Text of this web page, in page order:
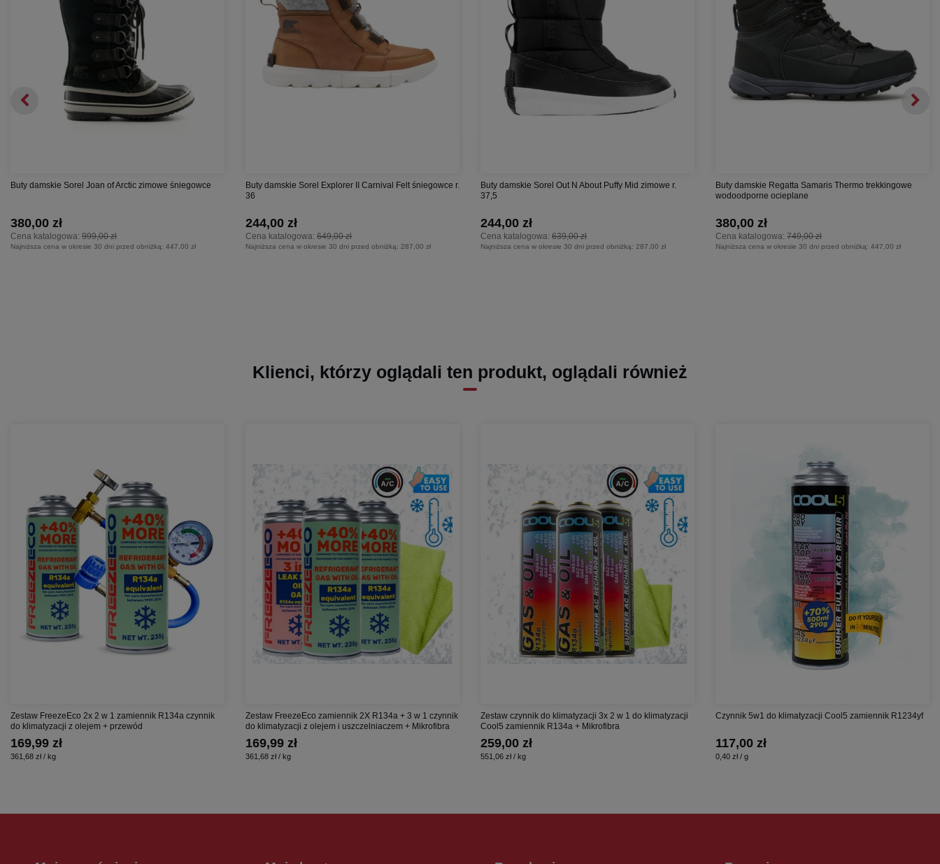
Buty damskie Sorel Joan of Arctic zimowe śniegowce
Cena katalogowa: 999,00 zł
380,00 zł
Najniższa cena w okresie 30 dni przed obniżką: 447,00 zł
Buty damskie Sorel Explorer II Carnival Felt śniegowce r.
36
Cena katalogowa: 649,00 zł
244,00 zł
Najniższa cena w okresie 30 dni przed obniżką: 287,00 zł
Buty damskie Sorel Out N About Puffy Mid zimowe r.
37,5
Cena katalogowa: 639,00 zł
244,00 zł
Najniższa cena w okresie 30 dni przed obniżką: 287,00 zł
Buty damskie Regatta Samaris Thermo trekkingowe
wodoodporne ocieplane
Cena katalogowa: 749,00 zł
380,00 zł
Najniższa cena w okresie 30 dni przed obniżką: 447,00 zł
Klienci, którzy oglądali ten produkt, oglądali również
Zestaw FreezeEco 2x 2 w 1 zamiennik R134a czynnik
do klimatyzacji z olejem + przewód
169,99 zł
361,68 zł / kg
Zestaw FreezeEco zamiennik 2X R134a + 3 w 1 czynnik
do klimatyzacji z olejem i uszczelniaczem + Mikrofibra
169,99 zł
361,68 zł / kg
Zestaw czynnik do klimatyzacji 3x 2 w 1 do klimatyzacji
Cool5 zamiennik R134a + Mikrofibra
259,00 zł
551,06 zł / kg
Czynnik 5w1 do klimatyzacji Cool5 zamiennik R1234yf
117,00 zł
0,40 zł / g